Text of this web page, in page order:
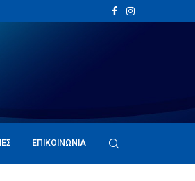
ΕΠΙΚΟΙΝΩΝΊΑ